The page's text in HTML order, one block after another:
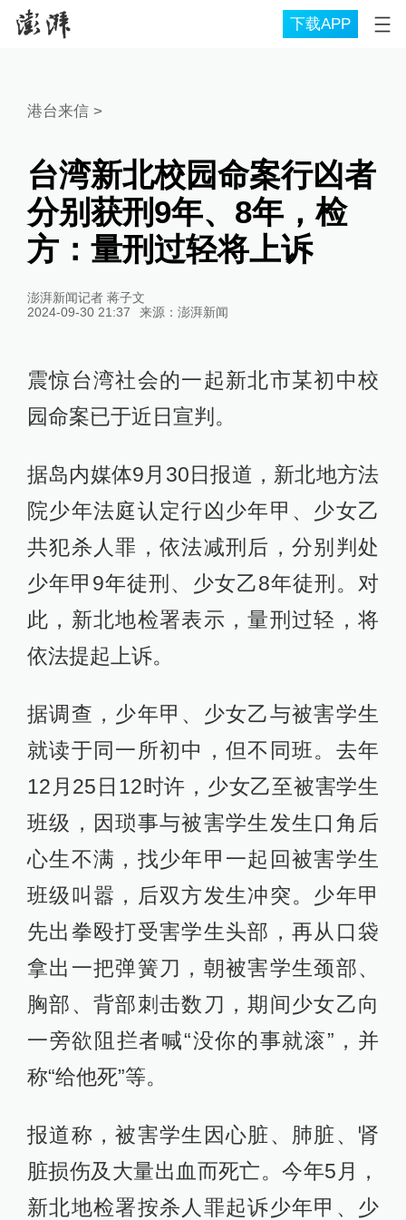
下载APP
港台来信>
台湾新北校园命案行凶者
分别获刑9年、8年，检
方：量刑过轻将上诉
澎湃新闻记者 蒋子文
2024-09-30 21:37
来源： 澎湃新闻
震惊台湾社会的一起新北市某初中校
园命案已于近日宣判。
据岛内媒体9月30日报道，新北地方法
院少年法庭认定行凶少年甲、少女乙
共犯杀人罪，依法减刑后，分别判处
少年甲9年徒刑、少女乙8年徒刑。对
此，新北地检署表示，量刑过轻，将
依法提起上诉。
据调查，少年甲、少女乙与被害学生
就读于同一所初中，但不同班。去年
12月25日12时许，少女乙至被害学生
班级，因琐事与被害学生发生口角后
心生不满，找少年甲一起回被害学生
班级叫嚣，后双方发生冲突。少年甲
先出拳殴打受害学生头部，再从口袋
拿出一把弹簧刀，朝被害学生颈部、
胸部、背部刺击数刀，期间少女乙向
一旁欲阻拦者喊“没你的事就滚”，并
称“给他死”等。
报道称，被害学生因心脏、肺脏、肾
脏损伤及大量出血而死亡。今年5月，
新北地检署按杀人罪起诉少年甲、少